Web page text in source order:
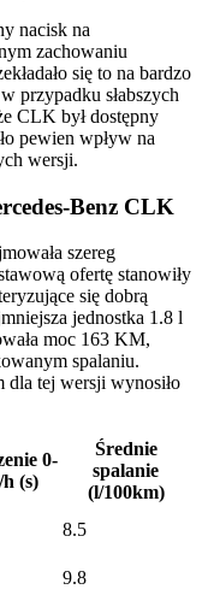
nacisk na
zachowaniu
się to na bardzo
przypadku słabszych
CLK był dostępny
pewien wpływ na
wersji.
Benz CLK
szereg
ofertę stanowiły
się dobrą
jednostka 1.8 l
moc 163 KM,
spalaniu.
dla tej wersji wynosiło
0-
(s)
Średnie
spalanie
(l/100km)
8.5
9.8